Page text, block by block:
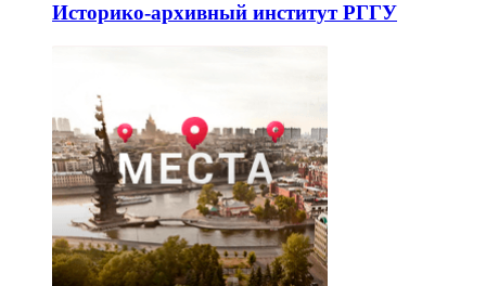
Историко-архивный институт РГГУ